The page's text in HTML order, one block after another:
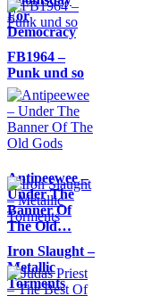
For
Democracy
FB1964 –
Punk und so
Antipeewee –
Under The
Banner Of
The Old…
Iron Slaught –
Metallic
Torments